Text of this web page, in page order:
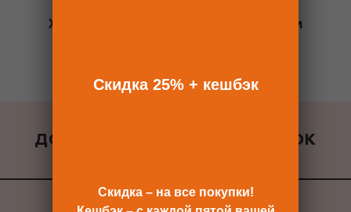
Хотите сразу
и
ДОБАВИТЬ К ЗАКАЗУ ПОДАРОК
Скидка 25% + кешбэк
Скидка – на все покупки!